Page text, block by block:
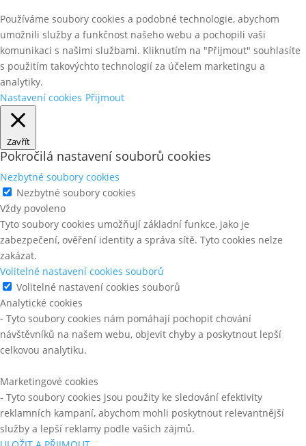
Používáme soubory cookies a podobné technologie, abychom
umožnili služby a funkčnost našeho webu a pochopili vaši
komunikaci s našimi službami. Kliknutím na "Přijmout" souhlasíte
s použitím takovýchto technologií za účelem marketingu a
analytiky.
Nastavení cookies Přijmout
Zavřít
Pokročilá nastavení souborů cookies
Nezbytné soubory cookies
Nezbytné soubory cookies
Vždy povoleno
Tyto soubory cookies umožňují základní funkce, jako je
zabezpečení, ověření identity a správa sítě. Tyto cookies nelze
zakázat.
Volitelné nastavení cookies souborů
Volitelné nastavení cookies souborů
Analytické cookies
- Tyto soubory cookies nám pomáhají pochopit chování
návštěvníků na našem webu, objevit chyby a poskytnout lepší
celkovou analytiku.
Marketingové cookies
- Tyto soubory cookies jsou použity ke sledování efektivity
reklamních kampaní, abychom mohli poskytnout relevantnější
služby a lepší reklamy podle vašich zájmů.